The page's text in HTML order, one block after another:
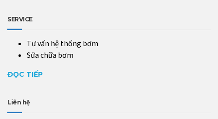
SERVICE
Tư vấn hệ thống bơm
Sửa chữa bơm
ĐỌC TIẾP
Liên hệ